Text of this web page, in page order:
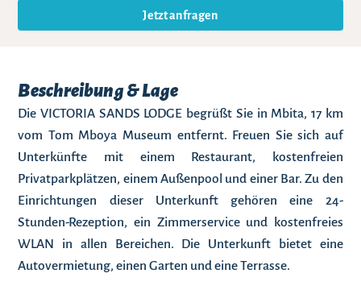
Jetzt anfragen
Beschreibung & Lage
Die VICTORIA SANDS LODGE begrüßt Sie in Mbita, 17 km
vom Tom Mboya Museum entfernt. Freuen Sie sich auf
Unterkünfte mit einem Restaurant, kostenfreien
Privatparkplätzen, einem Außenpool und einer Bar. Zu den
Einrichtungen dieser Unterkunft gehören eine 24-
Stunden-Rezeption, ein Zimmerservice und kostenfreies
WLAN in allen Bereichen. Die Unterkunft bietet eine
Autovermietung, einen Garten und eine Terrasse.